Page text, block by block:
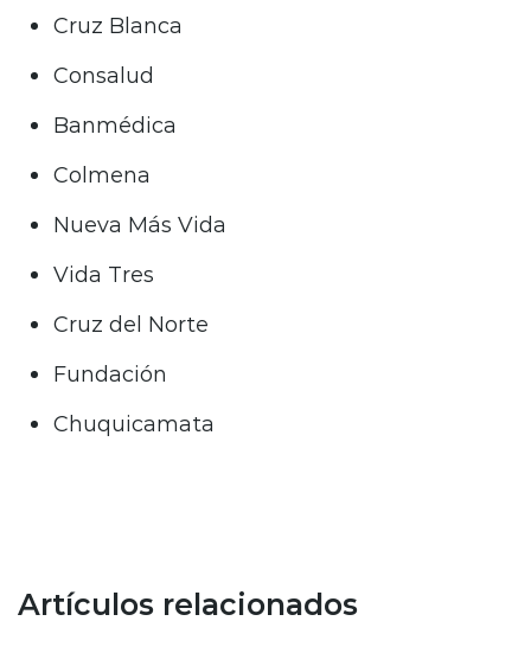
Cruz Blanca
Consalud
Banmédica
Colmena
Nueva Más Vida
Vida Tres
Cruz del Norte
Fundación
Chuquicamata
Artículos relacionados